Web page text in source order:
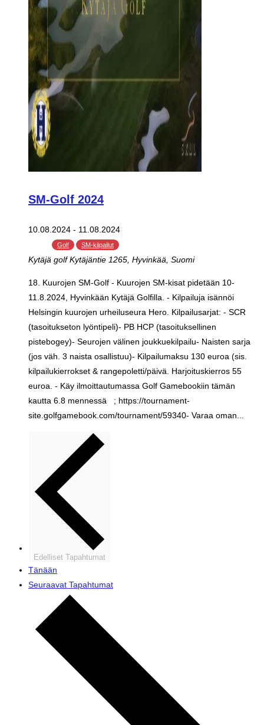
SM-Golf 2024
10.08.2024 - 11.08.2024
Golf SM-kilpailut
Kytäjä golfKytäjäntie 1265, Hyvinkää, Suomi
18. Kuurojen SM-Golf - Kuurojen SM-kisat pidetään 10-
11.8.2024, Hyvinkään Kytäjä Golfilla. - Kilpailuja isännöi
Helsingin kuurojen urheiluseura Hero. Kilpailusarjat: - SCR
(tasoitukseton lyöntipeli)- PB HCP (tasoituksellinen
pistebogey)- Seurojen välinen joukkuekilpailu- Naisten sarja
(jos väh. 3 naista osallistuu)- Kilpailumaksu 130 euroa (sis.
kilpailukierrokset & rangepoletti/päivä. Harjoituskierros 55
euroa. - Käy ilmoittautumassa Golf Gamebookiin tämän
kautta 6.8 mennessä ; https://tournament-
site.golfgamebook.com/tournament/59340- Varaa oman...
Edelliset Tapahtumat
Tänään
Seuraavat Tapahtumat